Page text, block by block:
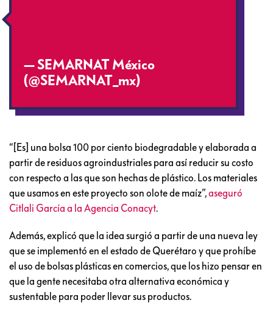
— SEMARNAT México
(@SEMARNAT_mx)
“[Es] una bolsa 100 por ciento biodegradable y elaborada a
partir de residuos agroindustriales para así reducir su costo
con respecto a las que son hechas de plástico. Los materiales
que usamos en este proyecto son olote de maíz”,aseguró
Citlali García a la Agencia Conacyt.
Además, explicó que la idea surgió a partir de una nueva ley
que se implementó en el estado de Querétaro y que prohíbe
el uso de bolsas plásticas en comercios, que los hizo pensar en
que la gente necesitaba otra alternativa económica y
sustentable para poder llevar sus productos.